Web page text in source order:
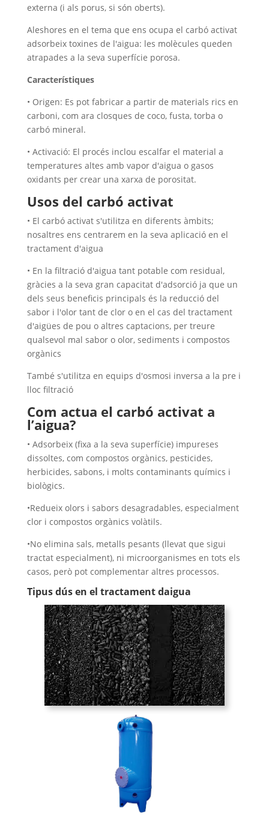
externa (i als porus, si són oberts).
Aleshores en el tema que ens ocupa el carbó activat
adsorbeix toxines de l'aigua: les molècules queden
atrapades a la seva superfície porosa.
Característiques
• Origen: Es pot fabricar a partir de materials rics en
carboni, com ara closques de coco, fusta, torba o
carbó mineral.
• Activació: El procés inclou escalfar el material a
temperatures altes amb vapor d'aigua o gasos
oxidants per crear una xarxa de porositat.
Usos del carbó activat
• El carbó activat s'utilitza en diferents àmbits;
nosaltres ens centrarem en la seva aplicació en el
tractament d'aigua
• En la filtració d'aigua tant potable com residual,
gràcies a la seva gran capacitat d'adsorció ja que un
dels seus beneficis principals és la reducció del
sabor i l'olor tant de clor o en el cas del tractament
d'aigües de pou o altres captacions, per treure
qualsevol mal sabor o olor, sediments i compostos
orgànics
També s'utilitza en equips d'osmosi inversa a la pre i
lloc filtració
Com actua el carbó activat a
l’aigua?
• Adsorbeix (fixa a la seva superfície) impureses
dissoltes, com compostos orgànics, pesticides,
herbicides, sabons, i molts contaminants químics i
biològics.
•Redueix olors i sabors desagradables, especialment
clor i compostos orgànics volàtils.
•No elimina sals, metalls pesants (llevat que sigui
tractat especialment), ni microorganismes en tots els
casos, però pot complementar altres processos.
Tipus dús en el tractament daigua